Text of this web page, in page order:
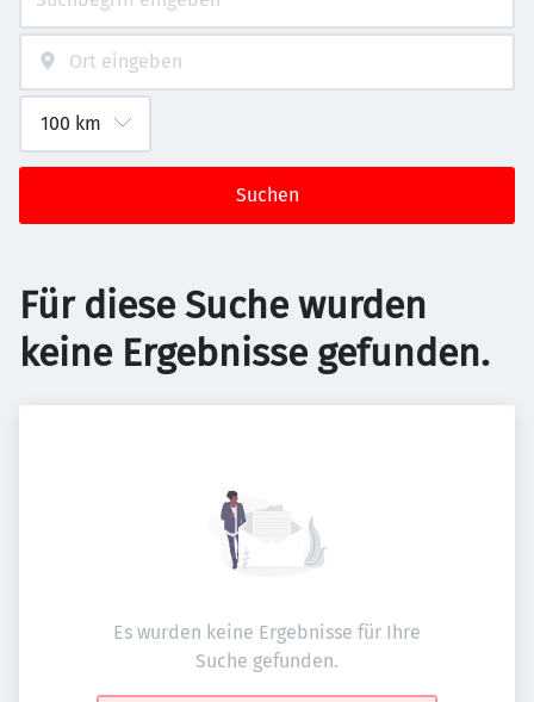
Suchen
Für diese Suche wurden
keine Ergebnisse gefunden.
Es wurden keine Ergebnisse für Ihre
Suche gefunden.